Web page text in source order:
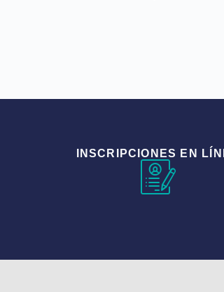
INSCRIPCIONES EN